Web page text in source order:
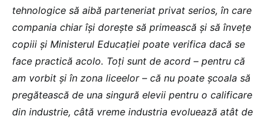
tehnologice să aibă parteneriat privat serios, în care
compania chiar își dorește să primească și să învețe
copiii și Ministerul Educației poate verifica dacă se
face practică acolo. Toți sunt de acord – pentru că
am vorbit și în zona liceelor – că nu poate școala să
pregătească de una singură elevii pentru o calificare
din industrie, câtă vreme industria evoluează atât de